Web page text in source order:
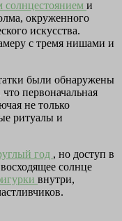
солнцестоянием и
окруженного
искусства.
с тремя нишами и
были обнаружены
первоначальная
не только
ритуалы и
год , но доступ в
солнце
внутри,